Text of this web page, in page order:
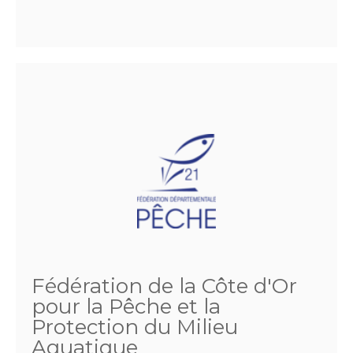
Fédération de la Côte d'Or
pour la Pêche et la
Protection du Milieu
Aquatique